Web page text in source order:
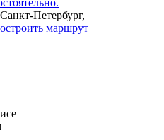
Петербург,
маршрут